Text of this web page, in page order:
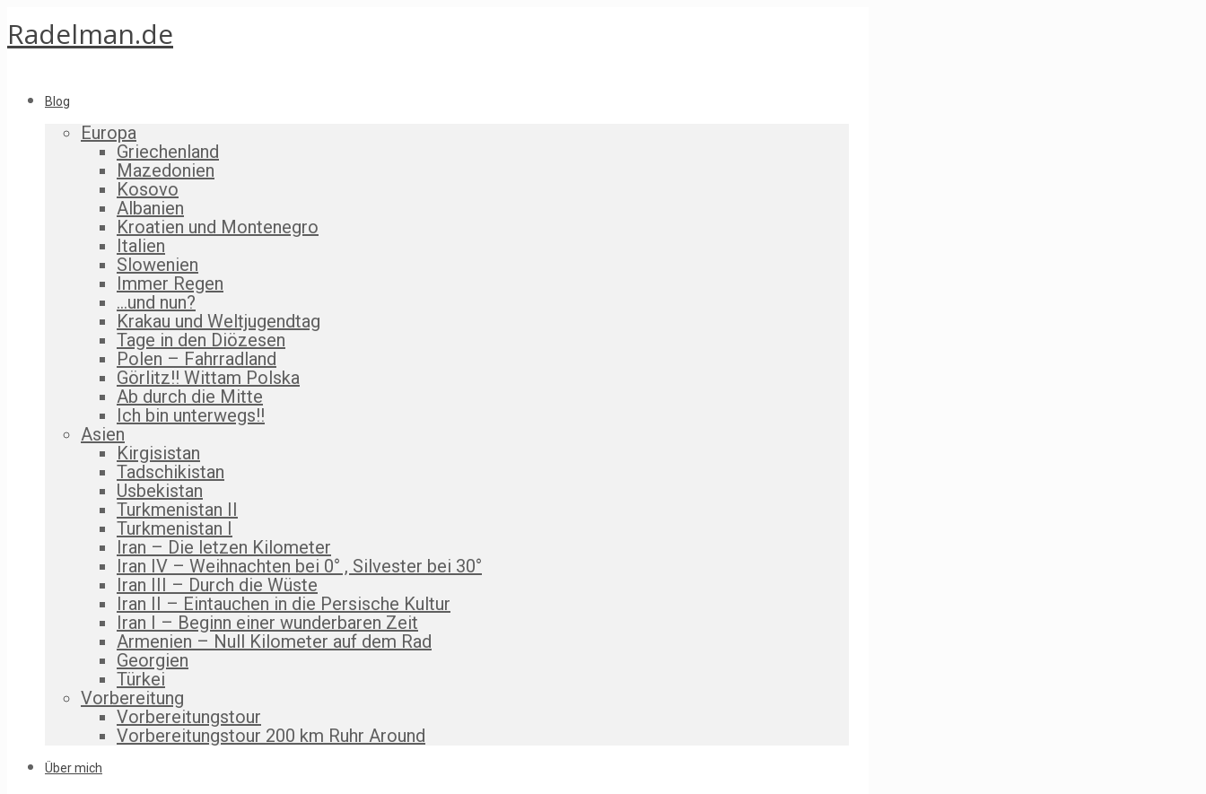
Radelman.de
Blog
Europa
Griechenland
Mazedonien
Kosovo
Albanien
Kroatien und Montenegro
Italien
Slowenien
Immer Regen
…und nun?
Krakau und Weltjugendtag
Tage in den Diözesen
Polen – Fahrradland
Görlitz!! Wittam Polska
Ab durch die Mitte
Ich bin unterwegs!!
Asien
Kirgisistan
Tadschikistan
Usbekistan
Turkmenistan II
Turkmenistan I
Iran – Die letzen Kilometer
Iran IV – Weihnachten bei 0° , Silvester bei 30°
Iran III – Durch die Wüste
Iran II – Eintauchen in die Persische Kultur
Iran I – Beginn einer wunderbaren Zeit
Armenien – Null Kilometer auf dem Rad
Georgien
Türkei
Vorbereitung
Vorbereitungstour
Vorbereitungstour 200 km Ruhr Around
Über mich